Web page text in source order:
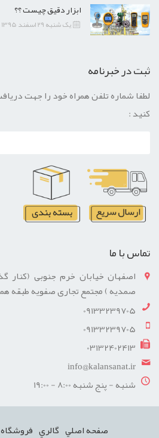
ابزار دقیق چیست ؟؟
یک شنبه 29 اسفند 1395
ثبت در خبرنامه
لطفا شماره تلفن همراه خود را جهت
کنید :
تماس با ما
اصفهان خیابان خرم جنوبی
صمدیه ) مجتمع تجاری صفویه طبقه
09133239705
09133239705
03132402413
info@kalansanat.ir
شنبه - پنج شنبه 8:00 - 19:00
صفحه اصلي گالري فروشگاه